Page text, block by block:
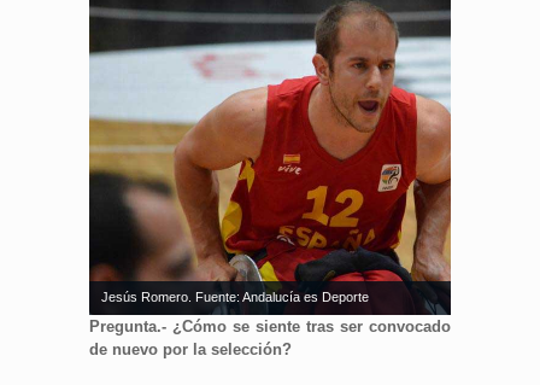
Jesús Romero. Fuente: Andalucía es Deporte
Pregunta.- ¿Cómo se siente tras ser convocado
de nuevo por la selección?